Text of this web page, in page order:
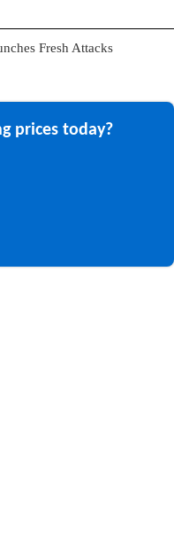
Fresh Attacks
prices today?